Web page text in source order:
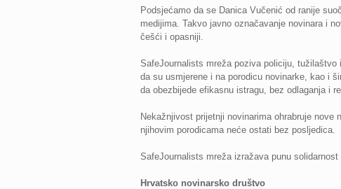
Podsjećamo da se Danica Vučenić od ranije
medijima. Takvo javno označavanje novinara i
češći i opasniji.
SafeJournalists mreža poziva policiju,
da su usmjerene i na porodicu novinarke, kao i
da obezbijede efikasnu istragu, bez odlaganja i
Nekažnjivost prijetnji novinarima ohrabruje
njihovim porodicama neće ostati bez posljedica.
SafeJournalists mreža izražava punu
Hrvatsko novinarsko društvo